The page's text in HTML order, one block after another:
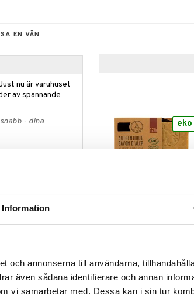
Information
och annonserna till användarna,
även sådana identifierare och annan
vi samarbetar med. Dessa kan i sin tur
EN VÄN
nu är varuhuset
av spännande
- dina
En aromatisk och
äkta doften av
Authentique Aleppo
eko